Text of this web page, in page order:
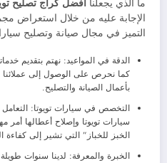
ما الذي يجعلنا افضل كراج تصليح
الإجابة عليه من خلال استعراض
التميز في مجال صيانة وتصليح
الدقة في المواعيد: نهتم بتقديم
كما نحرص على الوصول إلى عملائنا
بأعمال الصيانة والتصليح.
التخصص في سيارات تويوتا: التعامل
سيارات تويوتا وإصلاح أعطالها
الخبز للخباز” التي تشير إلى
الخبرة والمعرفة: لدينا سنوات